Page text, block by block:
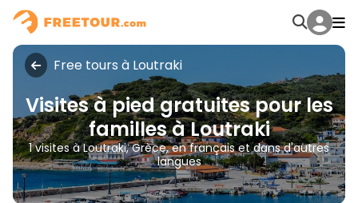
Free tours à Loutraki
Visites à pied gratuites pour les
familles à Loutraki
1 visites à Loutraki, Grèce, en français et dans d'autres
langues